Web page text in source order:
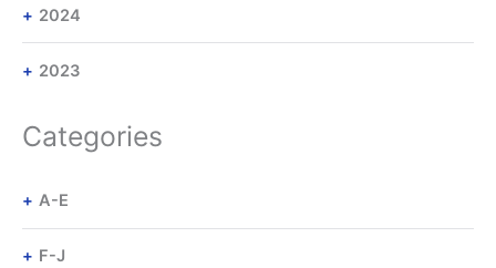
2024
2023
Categories
A-E
F-J